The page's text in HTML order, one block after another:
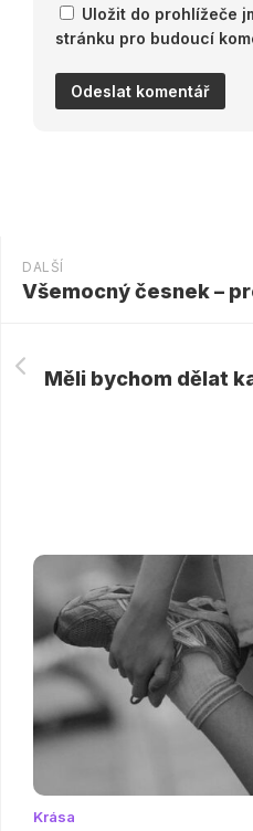
Uložit do prohlížeče
stránku pro budoucí
DALŠÍ
Krása